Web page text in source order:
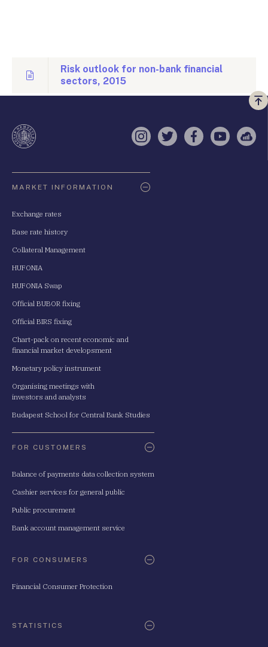
Risk outlook for non-bank financial
sectors, 2015
a
Instagram
TwitterFacebook
YouTube
MARKET INFORMATION
Exchange rates
Base rate history
Collateral Management
HUFONIA
HUFONIA Swap
Official BUBOR fixing
Official BIRS fixing
Chart-pack on recent economic and
financial market developsment
Monetary policy instrument
Organising meetings with
investors and analysts
Budapest School for Central Bank Studies
FOR CUSTOMERS
Balance of payments data collection system
Cashier services for general public
Public procurement
Bank account management service
FOR CONSUMERS
Financial Consumer Protection
STATISTICS